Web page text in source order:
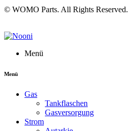
© WOMO Parts. All Rights Reserved.
Menü
Menü
Gas
Tankflaschen
Gasversorgung
Strom